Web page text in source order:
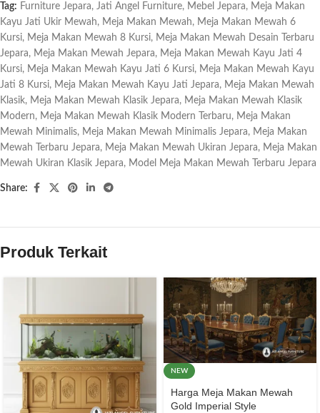
Tag: Furniture Jepara, Jati Angel Furniture, Mebel Jepara, Meja Makan
Kayu Jati Ukir Mewah, Meja Makan Mewah, Meja Makan Mewah 6
Kursi, Meja Makan Mewah 8 Kursi, Meja Makan Mewah Desain Terbaru
Jepara, Meja Makan Mewah Jepara, Meja Makan Mewah Kayu Jati 4
Kursi, Meja Makan Mewah Kayu Jati 6 Kursi, Meja Makan Mewah Kayu
Jati 8 Kursi, Meja Makan Mewah Kayu Jati Jepara, Meja Makan Mewah
Klasik, Meja Makan Mewah Klasik Jepara, Meja Makan Mewah Klasik
Modern, Meja Makan Mewah Klasik Modern Terbaru, Meja Makan
Mewah Minimalis, Meja Makan Mewah Minimalis Jepara, Meja Makan
Mewah Terbaru Jepara, Meja Makan Mewah Ukiran Jepara, Meja Makan
Mewah Ukiran Klasik Jepara, Model Meja Makan Mewah Terbaru Jepara
Share:
Produk Terkait
NEW
Harga Meja Makan Mewah
Gold Imperial Style